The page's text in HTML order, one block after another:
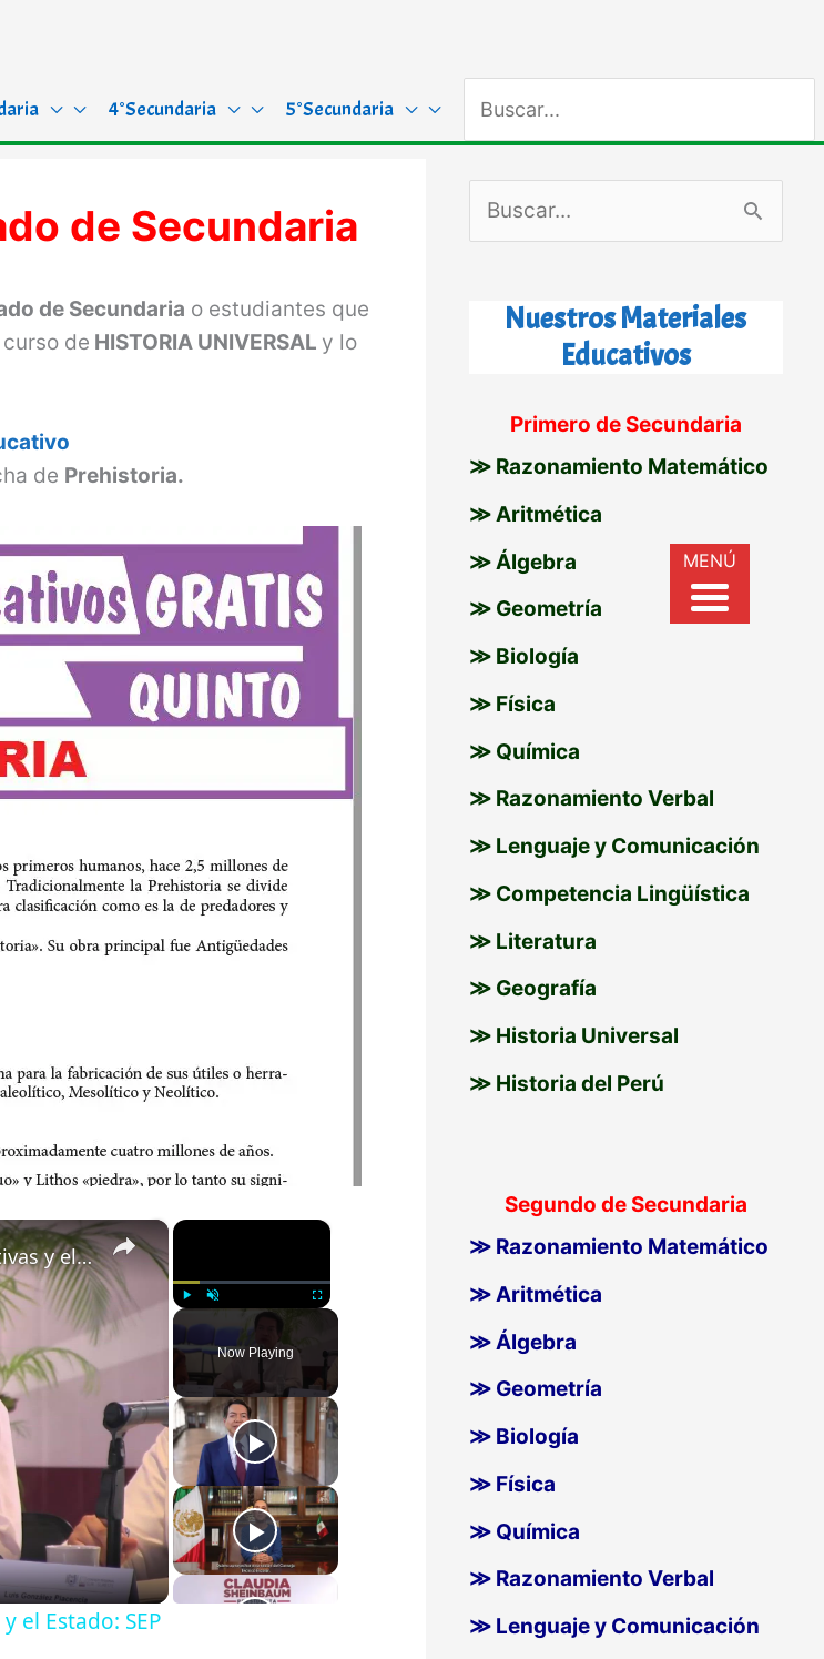
4°Secundaria 5°Secundaria
por:
de Secundaria
de Secundaria o estudiantes que
de HISTORIA UNIVERSAL y lo
de Prehistoria.
×
Fullscreen
Now Playing
×
La digitalización, reto para instituciones educativas y el Estado: SEP
el Estado: SEP
u
Nuestros Materiales
Educativos
Primero de Secundaria
≫ Razonamiento Matemático
≫ Aritmética
≫ Álgebra
≫ Geometría
≫ Biología
≫ Física
≫ Química
≫ Razonamiento Verbal
≫ Lenguaje y Comunicación
≫ Competencia Lingüística
≫ Literatura
≫ Geografía
≫ Historia Universal
≫ Historia del Perú
Segundo de Secundaria
≫ Razonamiento Matemático
≫ Aritmética
≫ Álgebra
≫ Geometría
≫ Biología
≫ Física
≫ Química
≫ Razonamiento Verbal
≫ Lenguaje y Comunicación
MENÚ